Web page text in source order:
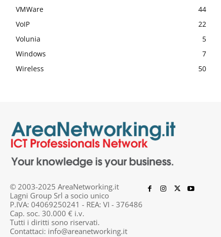
VMWare
44
VoIP
22
Volunia
5
Windows
7
Wireless
50
© 2003-2025 AreaNetworking.it
Lagni Group Srl a socio unico
P.IVA: 04069250241 - REA: VI - 376486
Cap. soc. 30.000 € i.v.
Tutti i diritti sono riservati.
Contattaci: info@areanetworking.it